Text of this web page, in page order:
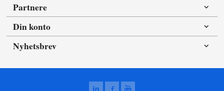
Partnere
Din konto
Nyhetsbrev